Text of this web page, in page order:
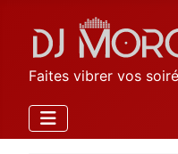
Faites vibrer vos